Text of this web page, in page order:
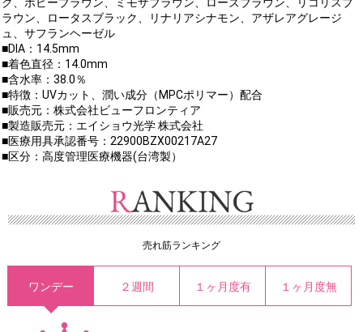
ラウン、ロータスブラック、リナリアシナモン、アザレアグレージ
ュ、サフランヘーゼル
■DIA：14.5mm
■着色直径：14.0mm
■含水率：38.0％
■特徴：UVカット、潤い成分（MPCポリマー）配合
■販売元：株式会社ビューフロンティア
■製造販売元：エイショウ光学 株式会社
■医療用具承認番号：22900BZX00217A27
■区分：高度管理医療機器(台湾製）
売れ筋ランキング
ワンデー ２週間 １ヶ月度有 １ヶ月度無